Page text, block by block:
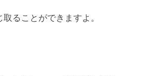
取ることができますよ。